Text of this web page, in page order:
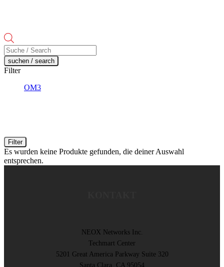
Products
search
suchen / search
Filter
OM3
Filter
Es wurden keine Produkte gefunden, die deiner Auswahl
entsprechen.
NEOX Networks Inc.
Techmart Center
5201 Great America Parkway Suite 320
Santa Clara, CA 95054